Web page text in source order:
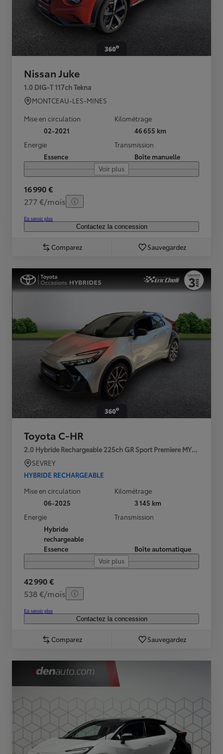
Nissan Juke
1.0 DIG-T 117ch Tekna
MONTCEAU-LES-MINES
Mise en circulation
02-2021
Kilométrage
46 655 km
Energie
Essence
Transmission
Boîte manuelle
Voir plus
16 990 €
277 €/mois
En savoir plus
Contactez la concession
Comparez Sauvegardez
Toyota C-HR
2.0 Hybride Rechargeable 225ch GR Sport Premiere MY25
SEVREY
HYBRIDE RECHARGEABLE
Mise en circulation
06-2025
Kilométrage
3 145 km
Energie
Hybride
rechargeable
Essence
Transmission
Boîte automatique
Voir plus
42 990 €
538 €/mois
En savoir plus
Contactez la concession
Comparez Sauvegardez